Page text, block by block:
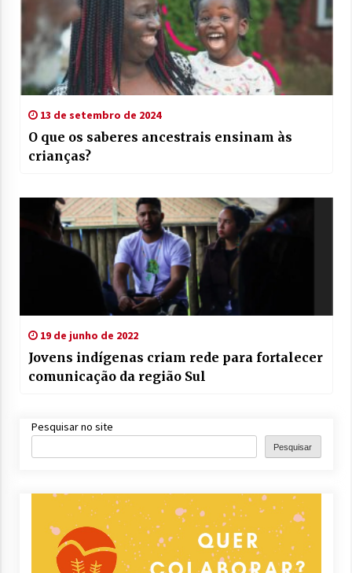
13 de setembro de 2024
O que os saberes ancestrais ensinam às
crianças?
19 de junho de 2022
Jovens indígenas criam rede para fortalecer
comunicação da região Sul
Pesquisar no site
Pesquisar